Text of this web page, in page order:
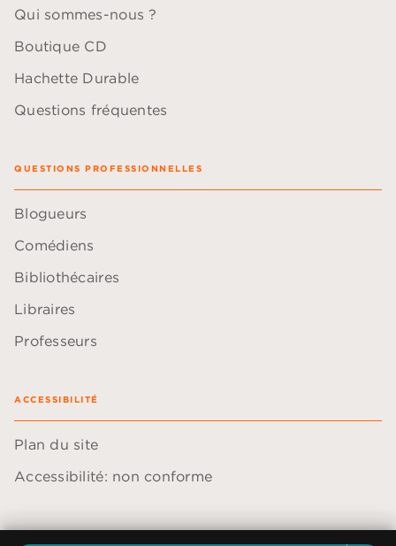
Qui sommes-nous ?
Boutique CD
Hachette Durable
Questions fréquentes
QUESTIONS PROFESSIONNELLES
Blogueurs
Comédiens
Bibliothécaires
Libraires
Professeurs
ACCESSIBILITÉ
Plan du site
Accessibilité: non conforme